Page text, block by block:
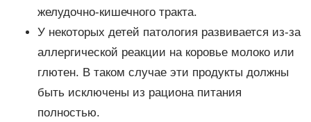
желудочно-кишечного тракта.
У некоторых детей патология развивается из-за
аллергической реакции на коровье молоко или
глютен. В таком случае эти продукты должны
быть исключены из рациона питания
полностью.